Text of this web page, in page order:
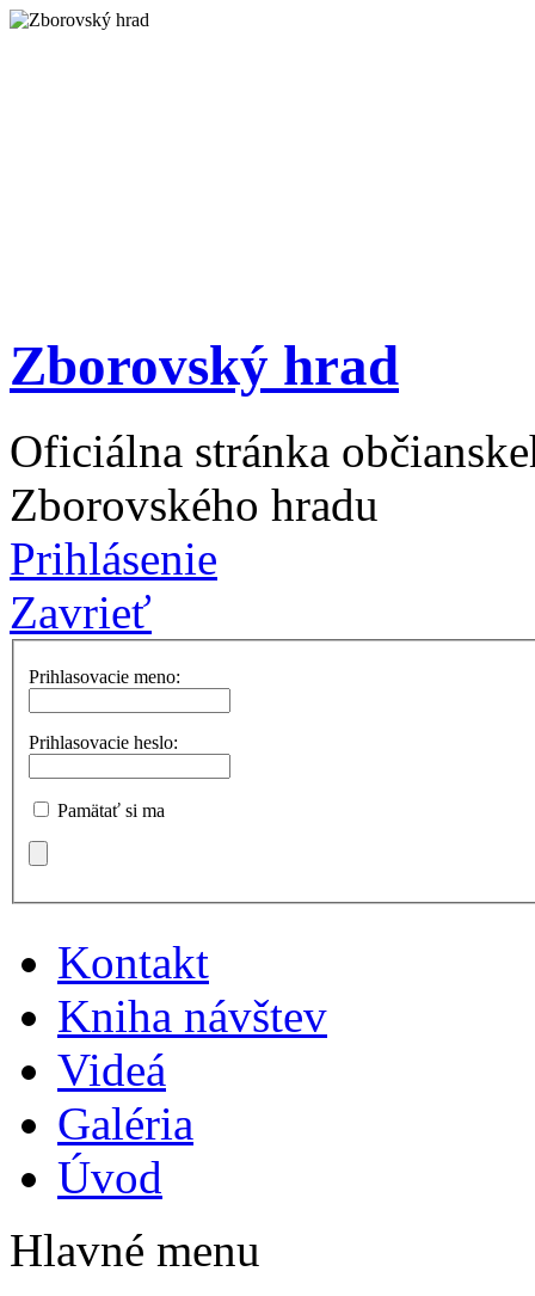
Zborovský hrad
Oficiálna stránka
Zborovského hradu
Prihlásenie
Zavrieť
Prihlasovacie meno:
Prihlasovacie heslo:
Pamätať si ma
Kontakt
Kniha návštev
Videá
Galéria
Úvod
Hlavné menu